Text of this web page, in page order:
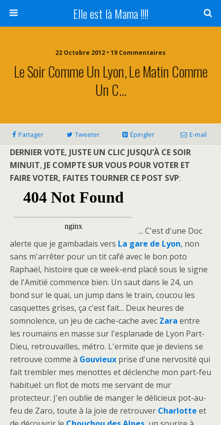
Elle est là Mama !!!!
22 Octobre 2012 • 19 Commentaires
Le Soir Comme Un Lyon, Le Matin Comme
Un C…
Partager Tweeter Épingler E-mail
DERNIER VOTE, JUSTE UN CLIC JUSQU’À CE SOIR
MINUIT, JE COMPTE SUR VOUS POUR VOTER ET
FAIRE VOTER, FAITES TOURNER CE POST SVP:
... C'est d'une Doc
alerte que je gambadais vers La gare de Lyon, non
sans m'arrêter pour un tit café avec le bon poto
Raphaël, histoire que ce week-end placé sous le signe
de l'Amitié commence bien. Un saut dans le 24, un
bond sur le quai, un jump dans le train, coucou les
casquettes grises, ça c'est fait... Deux heures de
somnolence, un jeu de cache-cache avec Zara entre
les roumains en masse sur l'esplanade de Lyon Part-
Dieu, retrouvailles, métro. L'ermite que je deviens se
retrouve comme à Gouvieux prise d'une nervosité qui
fait trembler mes menottes et déclenche mon part-feu
habituel: un flot de mots me servant de mur
protecteur. J'en oublie de manger le délicieux pot-au-
feu de Zaro, toute à la joie de retrouver Charlotte et